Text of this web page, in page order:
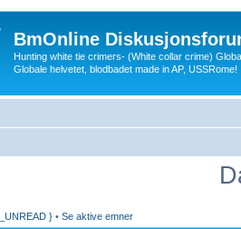
BmOnline
Hunting white tie crimers- (White collar crime)
Globale helvetet, blodbadet made in AP, USSRome!
} • Se aktive emner